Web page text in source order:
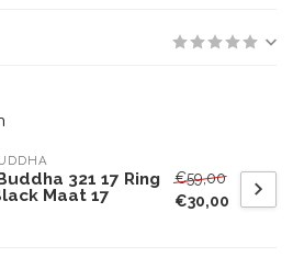
321 17 Ring
Maat 17
€59,00
€30,00